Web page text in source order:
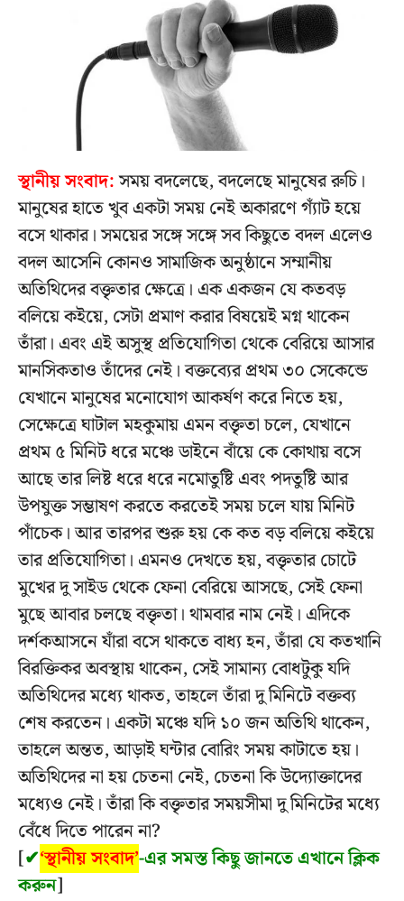
স্থানীয় সংবাদ:সময় বদলেছে, বদলেছে মানুষের রুচি।
মানুষের হাতে খুব একটা সময় নেই অকারণে গ্যাঁট হয়ে
বসে থাকার। সময়ের সঙ্গে সঙ্গে সব কিছুতে বদল এলেও
বদল আসেনি কোনও সামাজিক অনুষ্ঠানে সম্মানীয়
অতিথিদের বক্তৃতার ক্ষেত্রে। এক একজন যে কতবড়
বলিয়ে কইয়ে, সেটা প্রমাণ করার বিষয়েই মগ্ন থাকেন
তাঁরা। এবং এই অসুস্থ প্রতিযোগিতা থেকে বেরিয়ে আসার
মানসিকতাও তাঁদের নেই। বক্তব্যের প্রথম ৩০ সেকেন্ডে
যেখানে মানুষের মনোযোগ আকর্ষণ করে নিতে হয়,
সেক্ষেত্রে ঘাটাল মহকুমায় এমন বক্তৃতা চলে, যেখানে
প্রথম ৫ মিনিট ধরে মঞ্চে ডাইনে বাঁয়ে কে কোথায় বসে
আছে তার লিষ্ট ধরে ধরে নমোতুষ্টি এবং পদতুষ্টি আর
উপযুক্ত সম্ভাষণ করতে করতেই সময় চলে যায় মিনিট
পাঁচেক। আর তারপর শুরু হয় কে কত বড় বলিয়ে কইয়ে
তার প্রতিযোগিতা। এমনও দেখতে হয়, বক্তৃতার চোটে
মুখের দু সাইড থেকে ফেনা বেরিয়ে আসছে, সেই ফেনা
মুছে আবার চলছে বক্তৃতা। থামবার নাম নেই। এদিকে
দর্শকআসনে যাঁরা বসে থাকতে বাধ্য হন, তাঁরা যে কতখানি
বিরক্তিকর অবস্থায় থাকেন, সেই সামান্য বোধটুকু যদি
অতিথিদের মধ্যে থাকত, তাহলে তাঁরা দু মিনিটে বক্তব্য
শেষ করতেন। একটা মঞ্চে যদি ১০ জন অতিথি থাকেন,
তাহলে অন্তত, আড়াই ঘন্টার বোরিং সময় কাটাতে হয়।
অতিথিদের না হয় চেতনা নেই, চেতনা কি উদ্যোক্তাদের
মধ্যেও নেই। তাঁরা কি বক্তৃতার সময়সীমা দু মিনিটের মধ্যে
বেঁধে দিতে পারেন না?
[✔‘স্থানীয় সংবাদ’-এর সমস্ত কিছু জানতে এখানে ক্লিক
করুন]